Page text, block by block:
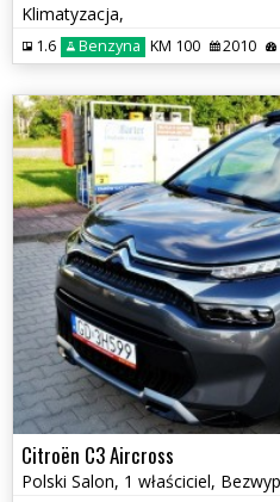
Klimatyzacja,
1.6 Benzyna KM 100 2010
Citroën C3 Aircross